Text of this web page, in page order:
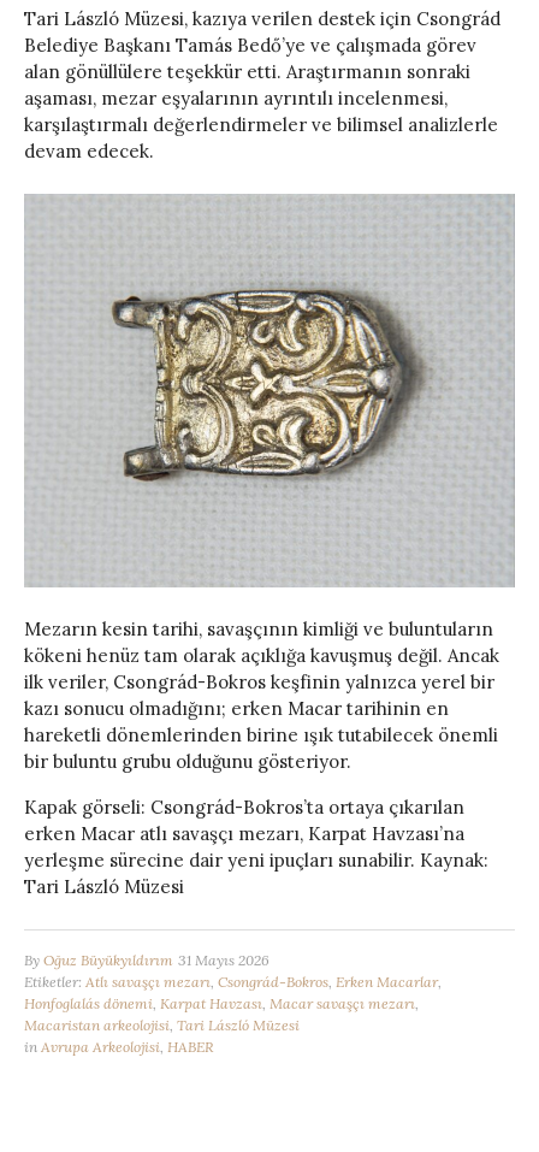
Tari László Müzesi, kazıya verilen destek için Csongrád
Belediye Başkanı Tamás Bedő’ye ve çalışmada görev
alan gönüllülere teşekkür etti. Araştırmanın sonraki
aşaması, mezar eşyalarının ayrıntılı incelenmesi,
karşılaştırmalı değerlendirmeler ve bilimsel analizlerle
devam edecek.
Mezarın kesin tarihi, savaşçının kimliği ve buluntuların
kökeni henüz tam olarak açıklığa kavuşmuş değil. Ancak
ilk veriler, Csongrád-Bokros keşfinin yalnızca yerel bir
kazı sonucu olmadığını; erken Macar tarihinin en
hareketli dönemlerinden birine ışık tutabilecek önemli
bir buluntu grubu olduğunu gösteriyor.
Kapak görseli: Csongrád-Bokros’ta ortaya çıkarılan
erken Macar atlı savaşçı mezarı, Karpat Havzası’na
yerleşme sürecine dair yeni ipuçları sunabilir. Kaynak:
Tari László Müzesi
By Oğuz Büyükyıldırım 31 Mayıs 2026
Etiketler: Atlı savaşçı mezarı Csongrád-Bokros Erken Macarlar,
Honfoglalás dönemi Karpat Havzası Macar savaşçı mezarı
Macaristan arkeolojisi Tari László Müzesi
in Avrupa Arkeolojisi HABER